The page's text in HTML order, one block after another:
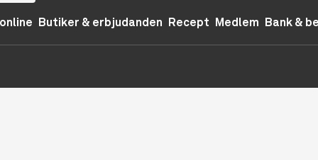
Butiker & erbjudanden Recept Medlem Bank &